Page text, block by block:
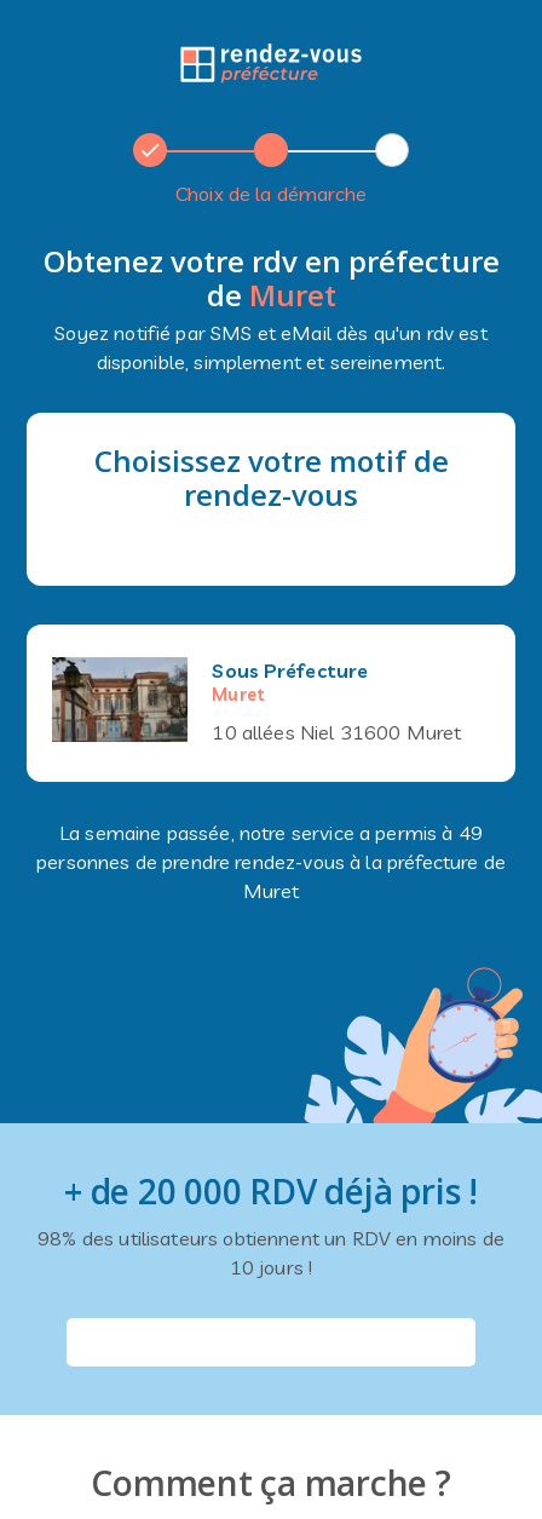
Comment ça marche ?
+ de 20 000 RDV déjà pris !
98% des utilisateurs obtiennent un RDV en moins de
10 jours !
Obtenez votre rdv en préfecture
de Muret
Soyez notifié par SMS et eMail dès qu'un rdv est
disponible, simplement et sereinement.
Choisissez votre motif de
rendez-vous
Sous Préfecture
Muret
10 allées Niel 31600 Muret
La semaine passée, notre service a permis à 49
personnes de prendre rendez-vous à la préfecture de
Muret
Choix de la démarche